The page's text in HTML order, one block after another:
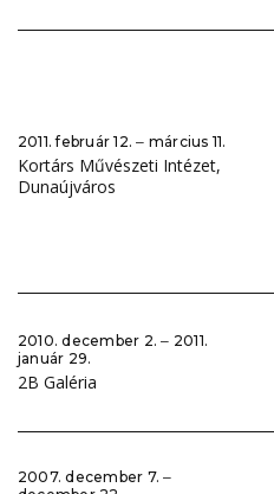
2011. február 12. ‒ március 11.
Kortárs Művészeti Intézet,
Dunaújváros
2010. december 2. ‒ 2011.
január 29.
2B Galéria
2007. december 7. ‒